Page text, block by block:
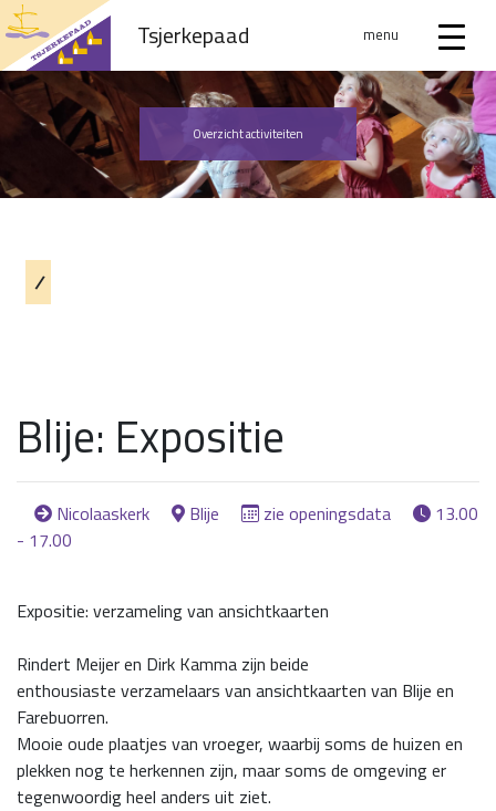
Tsjerkepaad menu
Overzicht activiteiten
/
Blije: Expositie
Nicolaaskerk Blije zie openingsdata
13.00
- 17.00
Expositie: verzameling van ansichtkaarten
Rindert Meijer en Dirk Kamma zijn beide
enthousiaste verzamelaars van ansichtkaarten van Blije en
Farebuorren.
Mooie oude plaatjes van vroeger, waarbij soms de huizen en
plekken nog te herkennen zijn, maar soms de omgeving er
tegenwoordig heel anders uit ziet.